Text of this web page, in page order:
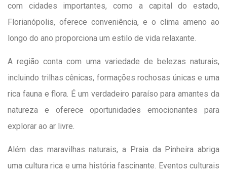
com cidades importantes, como a capital do estado,
Florianópolis, oferece conveniência, e o clima ameno ao
longo do ano proporciona um estilo de vida relaxante.
A região conta com uma variedade de belezas naturais,
incluindo trilhas cênicas, formações rochosas únicas e uma
rica fauna e flora. É um verdadeiro paraíso para amantes da
natureza e oferece oportunidades emocionantes para
explorar ao ar livre.
Além das maravilhas naturais, a Praia da Pinheira abriga
uma cultura rica e uma história fascinante. Eventos culturais